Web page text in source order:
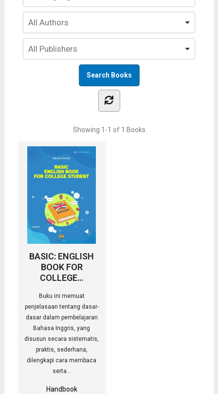
Showing 1-1 of 1 Books
BASIC: ENGLISH
BOOK FOR
COLLEGE…
Buku ini memuat
penjelasaan tentang dasar-
dasar dalam pembelajaran
Bahasa Inggris, yang
disusun secara sistematis,
praktis, sederhana,
dilengkapi cara membaca
serta…
Handbook